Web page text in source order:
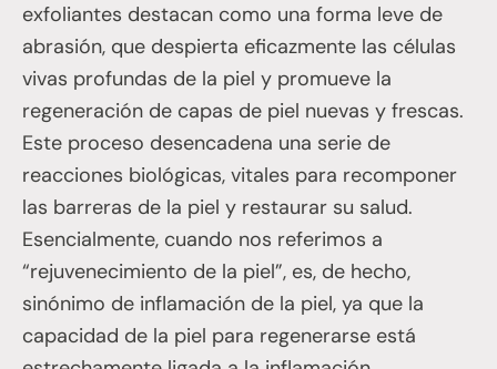
exfoliantes destacan como una forma leve de
abrasión, que despierta eficazmente las células
vivas profundas de la piel y promueve la
regeneración de capas de piel nuevas y frescas.
Este proceso desencadena una serie de
reacciones biológicas, vitales para recomponer
las barreras de la piel y restaurar su salud.
Esencialmente, cuando nos referimos a
“rejuvenecimiento de la piel”, es, de hecho,
sinónimo de inflamación de la piel, ya que la
capacidad de la piel para regenerarse está